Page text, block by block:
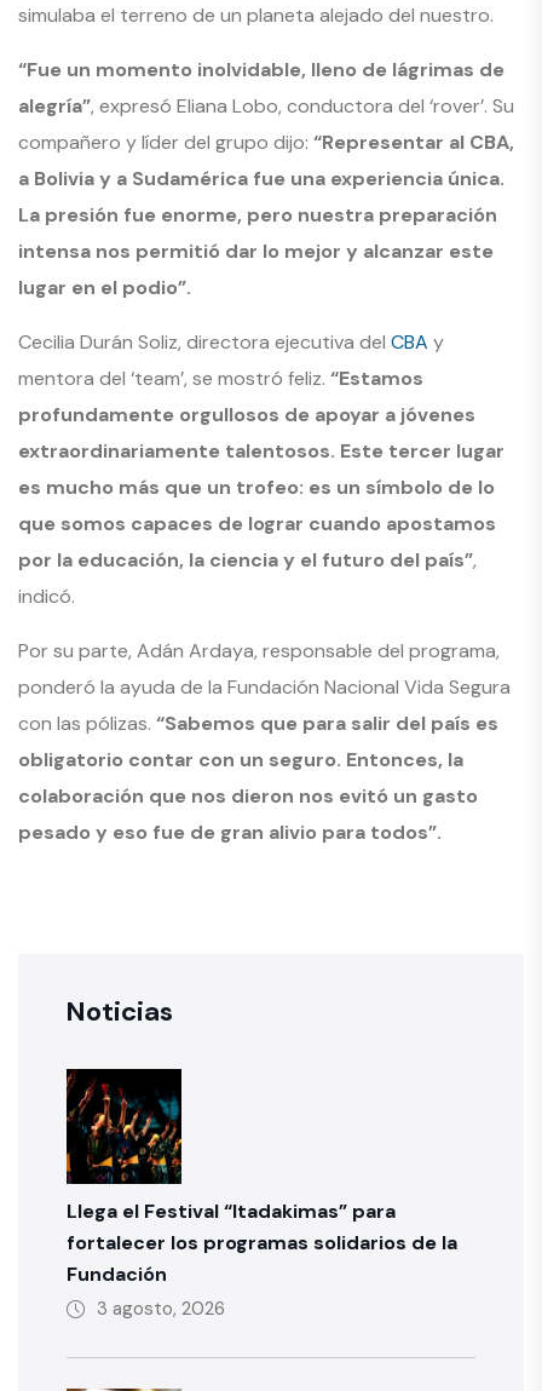
simulaba el terreno de un planeta alejado del nuestro.
“Fue un momento inolvidable, lleno de lágrimas de
alegría”, expresó Eliana Lobo, conductora del ‘rover’. Su
compañero y líder del grupo dijo: “Representar al CBA,
a Bolivia y a Sudamérica fue una experiencia única.
La presión fue enorme, pero nuestra preparación
intensa nos permitió dar lo mejor y alcanzar este
lugar en el podio”.
Cecilia Durán Soliz, directora ejecutiva del CBA y
mentora del ‘team’, se mostró feliz. “Estamos
profundamente orgullosos de apoyar a jóvenes
extraordinariamente talentosos. Este tercer lugar
es mucho más que un trofeo: es un símbolo de lo
que somos capaces de lograr cuando apostamos
por la educación, la ciencia y el futuro del país”,
indicó.
Por su parte, Adán Ardaya, responsable del programa,
ponderó la ayuda de la Fundación Nacional Vida Segura
con las pólizas. “Sabemos que para salir del país es
obligatorio contar con un seguro. Entonces, la
colaboración que nos dieron nos evitó un gasto
pesado y eso fue de gran alivio para todos”.
Noticias
Llega el Festival “Itadakimas” para
fortalecer los programas solidarios de la
Fundación
3 agosto, 2026